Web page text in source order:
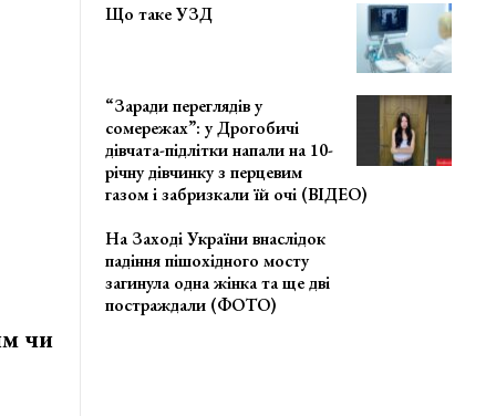
чи
Що таке УЗД
“Заради переглядів у
сомережах”: у Дрогобичі
дівчата-підлітки напали на 10-
річну дівчинку з перцевим
газом і забризкали їй очі (ВІДЕО)
На Заході України внаслідок
падіння пішохідного мосту
загинула одна жінка та ще дві
постраждали (ФОТО)